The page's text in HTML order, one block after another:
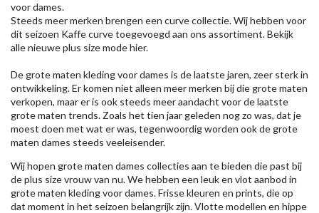
voor dames.
Steeds meer merken brengen een curve collectie. Wij hebben voor
dit seizoen Kaffecurve toegevoegd aan ons assortiment. Bekijk
alle nieuweplus size modehier.
De grote maten kleding voor dames is de laatste jaren, zeer sterk in
ontwikkeling. Er komen niet alleen meer merken bij die grote maten
verkopen, maar er is ook steeds meer aandacht voor de laatste
grote maten trends. Zoals het tien jaar geleden nog zo was, dat je
moest doen met wat er was, tegenwoordig worden ook de grote
maten dames steeds veeleisender.
Wij hopen grote maten dames collecties aan te bieden die past bij
de plus size vrouw van nu. We hebben een leuk en vlot aanbod in
grote maten kleding voor dames. Frisse kleuren en prints, die op
dat moment in het seizoen belangrijk zijn. Vlotte modellen en hippe